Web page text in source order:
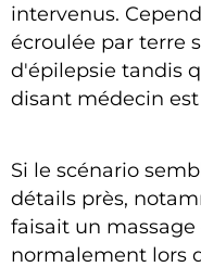
intervenus.
écroulée par terre
d'épilepsie tandis
disant médecin
Si le scénario
détails près,
faisait un
normalement lors